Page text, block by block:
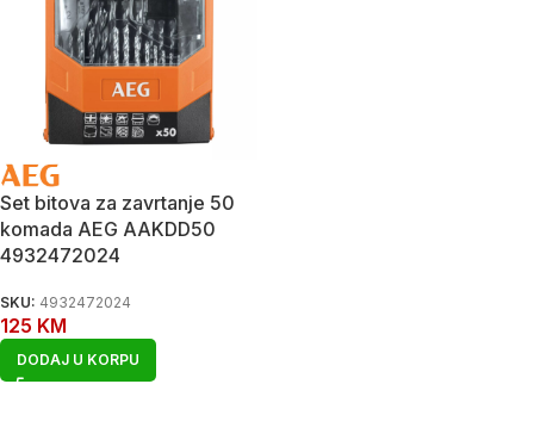
Set bitova za zavrtanje 50
komada AEG AAKDD50
4932472024
SKU: 4932472024
125 KM
DODAJ U KORPU